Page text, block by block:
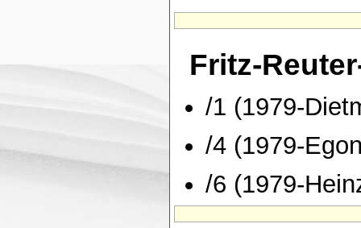
Fritz-
/1 (1979-
/4 (1979-
/6 (1979-